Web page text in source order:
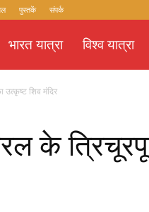
पुस्तकें संपर्क
भारत यात्रा विश्व यात्रा
शिव मंदिर
के